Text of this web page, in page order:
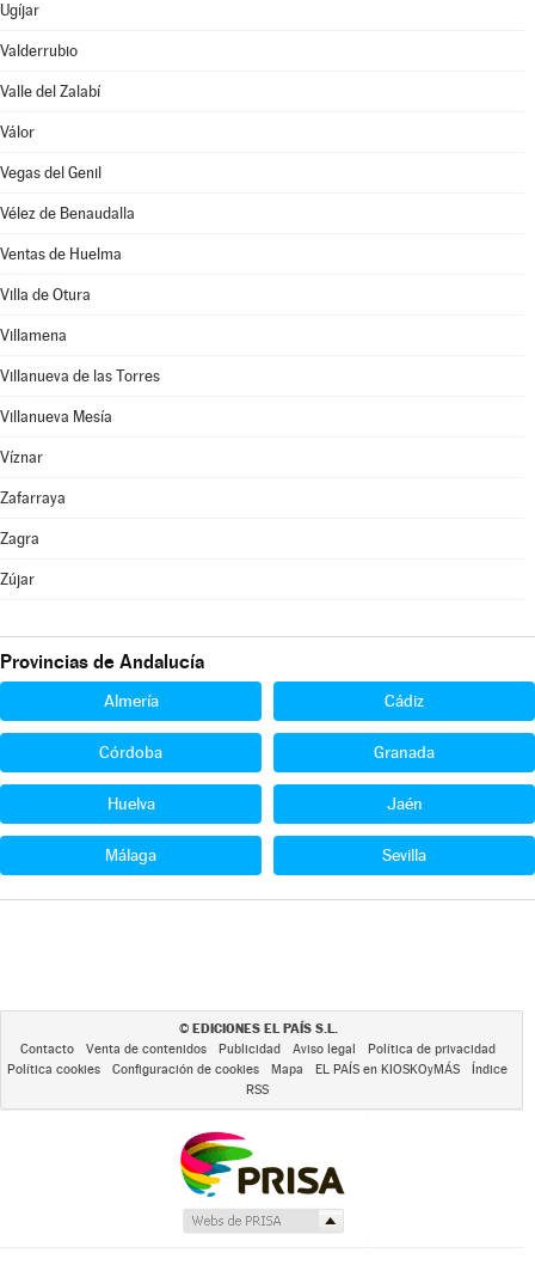
Ugíjar
Valderrubio
Valle del Zalabí
Válor
Vegas del Genil
Vélez de Benaudalla
Ventas de Huelma
Villa de Otura
Villamena
Villanueva de las Torres
Villanueva Mesía
Víznar
Zafarraya
Zagra
Zújar
Provincias de Andalucía
Almería Cádiz
Córdoba Granada
Huelva Jaén
Málaga Sevilla
© EDICIONES EL PAÍS S.L.
Contacto Venta de contenidos Publicidad Aviso legal
Política de privacidad
Política cookies
Configuración de cookies Mapa EL PAÍS en KIOSKOyMÁS
Índice
RSS